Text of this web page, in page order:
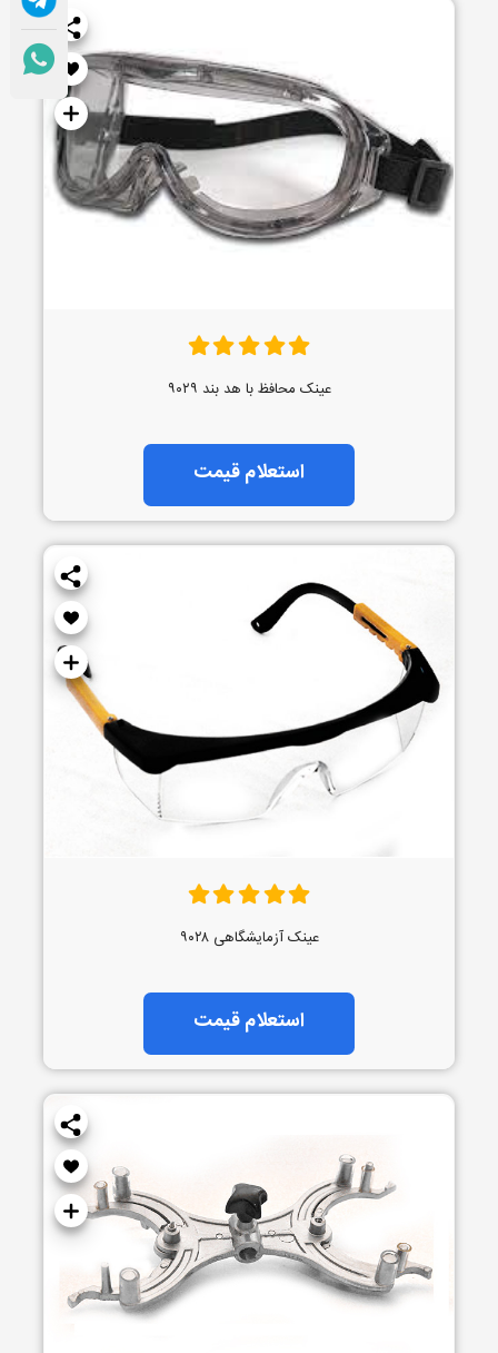
عینک محافظ با هد بند ۹۰۲۹
استعلام قیمت
عینک آزمایشگاهی ۹۰۲۸
استعلام قیمت